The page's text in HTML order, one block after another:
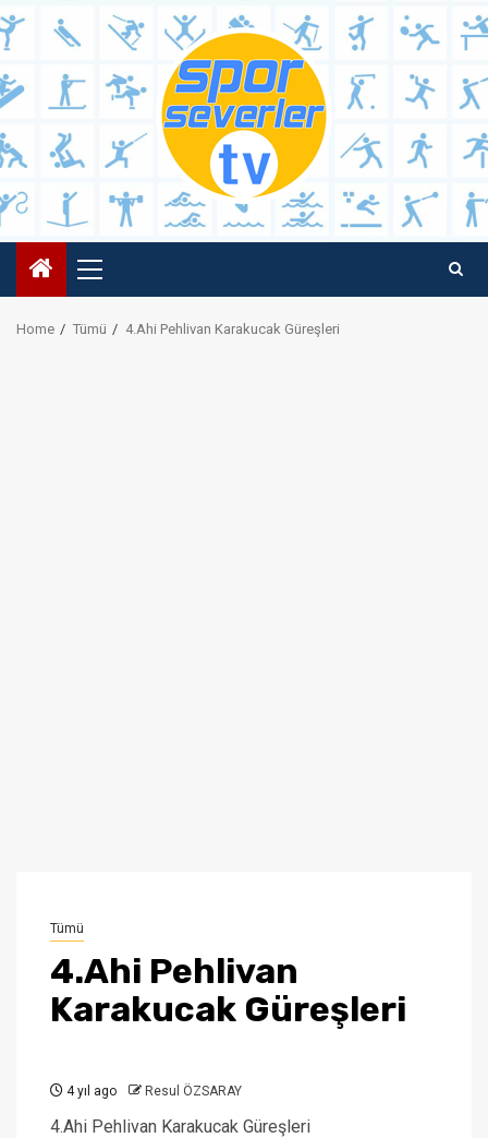
Skip
to
Primary
Menu
Home Tümü 4.Ahi Pehlivan Karakucak Güreşleri
Tümü
4.Ahi Pehlivan
Karakucak Güreşleri
4 yıl ago Resul ÖZSARAY
4.Ahi Pehlivan Karakucak Güreşleri